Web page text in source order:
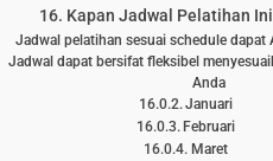
Kapan Jadwal Pelatihan
Jadwal pelatihan sesuai schedule dapat
Jadwal dapat bersifat fleksibel
Anda
Januari
Februari
Maret